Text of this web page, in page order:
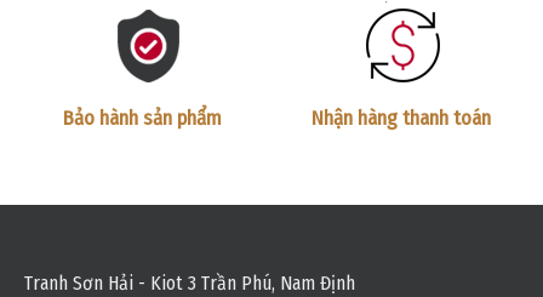
Bảo hành sản phẩm Nhận hàng thanh toán
Tranh Sơn Hải - Kiot 3 Trần Phú, Nam Định